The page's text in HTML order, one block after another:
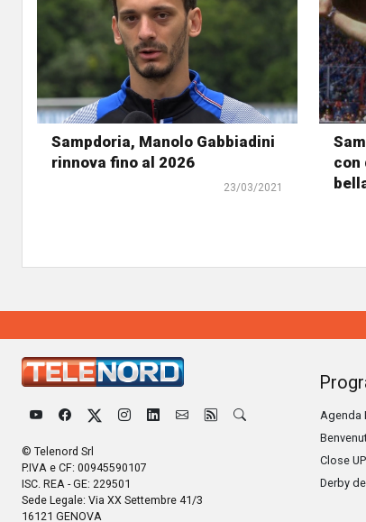
Sampdoria, Manolo Gabbiadini
rinnova fino al 2026
23/03/2021
con
© Telenord Srl
P.IVA e CF: 00945590107
ISC. REA - GE: 229501
Sede Legale: Via XX Settembre 41/3
16121 GENOVA
Agenda
Close UP
Derby